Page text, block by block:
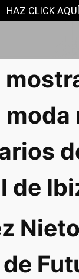
HAZ CLICK
de